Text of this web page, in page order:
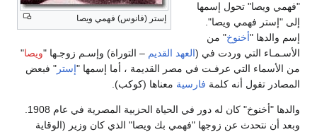
إستر (فانوس) فهمي ويصا
"فهمي ويصا" تحول إسمها
إلى "إستر فهمي ويصا".
إسم والدها "أخنوخ" من
الأسـمـاء التي وردت في (العهد القديم – التوراة) وإسـم زوجـها "ويصا"
من الأسماء التي عرفـت في مصر القديمة ، أما إسمها "إستر " فبعض
المصادر تقول أنه كلمة فارسية معناها (كوكب).
وبعد أن نتحدث عن زوجها "فهمي بك ويصا" الذي كان وزير (الوقاية